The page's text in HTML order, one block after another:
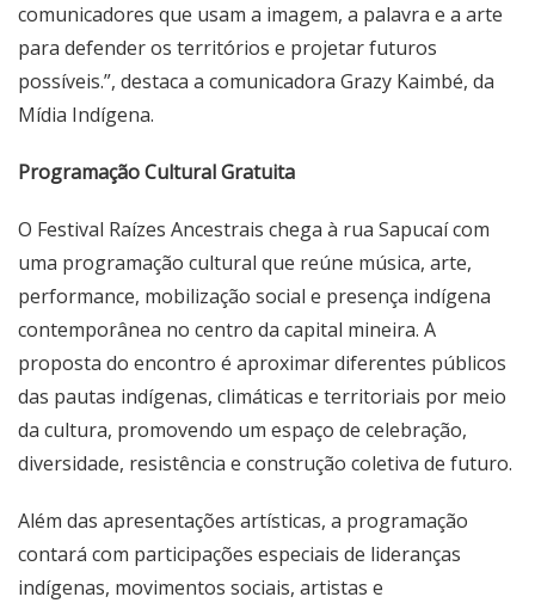
comunicadores que usam a imagem, a palavra e a arte
para defender os territórios e projetar futuros
possíveis.”, destaca a comunicadora Grazy Kaimbé, da
Mídia Indígena.
Programação Cultural Gratuita
O Festival Raízes Ancestrais chega à rua Sapucaí com
uma programação cultural que reúne música, arte,
performance, mobilização social e presença indígena
contemporânea no centro da capital mineira. A
proposta do encontro é aproximar diferentes públicos
das pautas indígenas, climáticas e territoriais por meio
da cultura, promovendo um espaço de celebração,
diversidade, resistência e construção coletiva de futuro.
Além das apresentações artísticas, a programação
contará com participações especiais de lideranças
indígenas, movimentos sociais, artistas e